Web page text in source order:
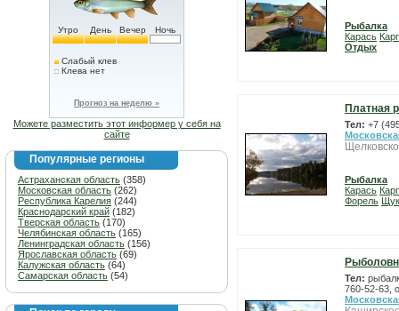
Утро День Вечер Ночь
Слабый клев
Клева нет
Прогноз на неделю »
Можете разместить этот информер у себя на
сайте
Популярные регионы
Астраханская область (358)
Московская область (262)
Республика Карелия (244)
Краснодарский край (182)
Тверская область (170)
Челябинская область (165)
Ленинградская область (156)
Ярославская область (69)
Калужская область (64)
Самарская область (54)
Рыбалка
Карась
Отдых
Платная
Тел: +7
Рыбалка
Карась
Форель
Тел:
760-52-63,